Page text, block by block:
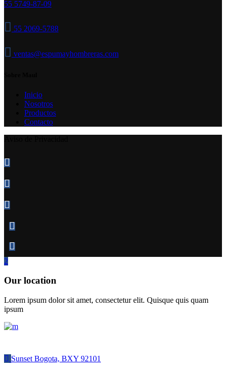
55 5749-87-09
55 2069-5788
ventas@espumayhombreras.com
Inicio
Nosotros
Productos
Contacto
Our location
Lorem ipsum dolor sit amet, consectetur elit. Quisque quis quam
ipsum
Sunset Bogota, BXY 92101